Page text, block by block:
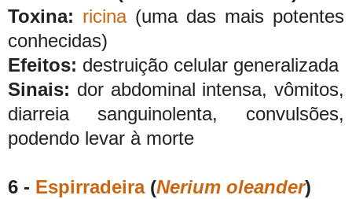
Toxina: ricina(uma das mais potentes
conhecidas)
Efeitos: destruição celular generalizada
Sinais: dor abdominal intensa, vômitos,
diarreia sanguinolenta, convulsões,
podendo levar à morte
6 - Espirradeira(Nerium oleander)